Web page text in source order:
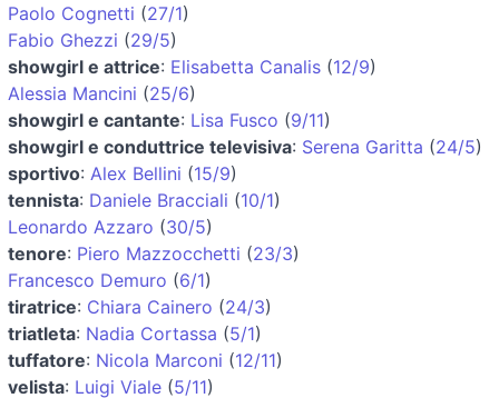
Paolo Cognetti (27/1)
Fabio Ghezzi (29/5)
showgirl e attrice: Elisabetta Canalis (12/9)
Alessia Mancini (25/6)
showgirl e cantante: Lisa Fusco (9/11)
showgirl e conduttrice televisiva: Serena Garitta (24/5)
sportivo: Alex Bellini (15/9)
tennista: Daniele Bracciali (10/1)
Leonardo Azzaro (30/5)
tenore: Piero Mazzocchetti (23/3)
Francesco Demuro (6/1)
tiratrice: Chiara Cainero (24/3)
triatleta: Nadia Cortassa (5/1)
tuffatore: Nicola Marconi (12/11)
velista: Luigi Viale (5/11)